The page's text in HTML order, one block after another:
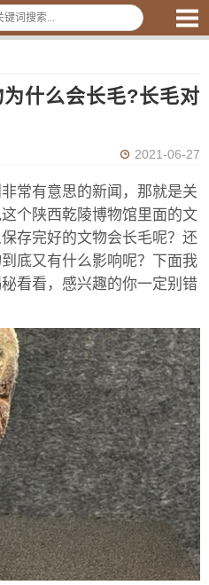
什么会长毛?长毛对
2021-06-27
常有意思的新闻，那就是关
个陕西乾陵博物馆里面的文
存完好的文物会长毛呢？还
底又有什么影响呢？下面我
看看，感兴趣的你一定别错